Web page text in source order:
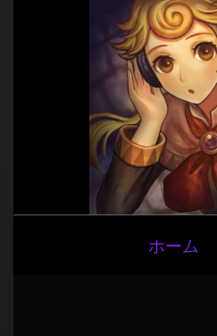
ホーム